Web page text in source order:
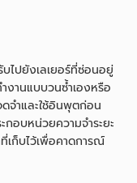
ไปยังเลเยอร์ที่ซ่อนอยู่
านแบบวนซ้ำเองหรือ
จำและใช้อินพุตก่อน
อบหน่วยความจำระยะ
เก็บไว้เพื่อคาดการณ์